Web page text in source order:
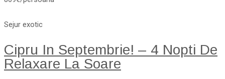
Sejur exotic
Cipru In Septembrie! – 4 Nopti De
Relaxare La Soare